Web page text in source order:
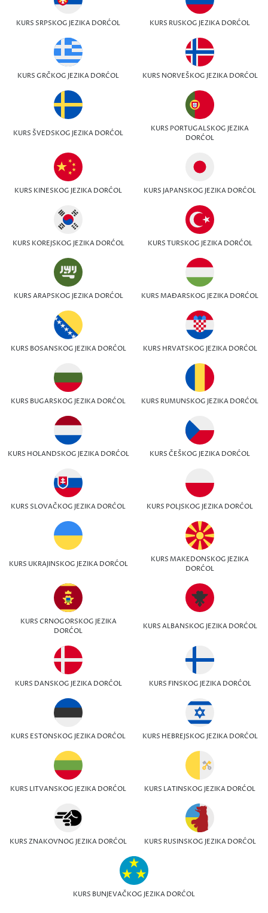
KURS SRPSKOG JEZIKA DORĆOL KURS RUSKOG JEZIKA DORĆOL
KURS GRČKOG JEZIKA DORĆOL KURS NORVEŠKOG JEZIKA DORĆOL
KURS ŠVEDSKOG JEZIKA DORĆOL
KURS PORTUGALSKOG JEZIKA
DORĆOL
KURS KINESKOG JEZIKA DORĆOL KURS JAPANSKOG JEZIKA DORĆOL
KURS KOREJSKOG JEZIKA DORĆOL KURS TURSKOG JEZIKA DORĆOL
KURS ARAPSKOG JEZIKA DORĆOL KURS MAĐARSKOG JEZIKA DORĆOL
KURS BOSANSKOG JEZIKA DORĆOL KURS HRVATSKOG JEZIKA DORĆOL
KURS BUGARSKOG JEZIKA DORĆOL KURS RUMUNSKOG JEZIKA DORĆOL
KURS HOLANDSKOG JEZIKA DORĆOL KURS ČEŠKOG JEZIKA DORĆOL
KURS SLOVAČKOG JEZIKA DORĆOL KURS POLJSKOG JEZIKA DORĆOL
KURS UKRAJINSKOG JEZIKA DORĆOL
KURS MAKEDONSKOG JEZIKA
DORĆOL
KURS CRNOGORSKOG JEZIKA
DORĆOL
KURS ALBANSKOG JEZIKA DORĆOL
KURS DANSKOG JEZIKA DORĆOL KURS FINSKOG JEZIKA DORĆOL
KURS ESTONSKOG JEZIKA DORĆOL KURS HEBREJSKOG JEZIKA DORĆOL
KURS LITVANSKOG JEZIKA DORĆOL KURS LATINSKOG JEZIKA DORĆOL
KURS ZNAKOVNOG JEZIKA DORĆOL KURS RUSINSKOG JEZIKA DORĆOL
KURS BUNJEVAČKOG JEZIKA DORĆOL